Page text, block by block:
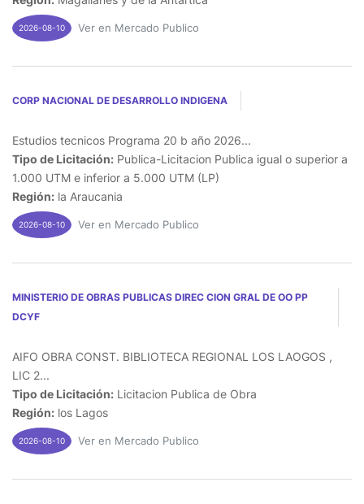
2026-08-10 Ver en Mercado Publico
CORP NACIONAL DE DESARROLLO INDIGENA
Estudios tecnicos Programa 20 b año 2026...
Tipo de Licitación: Publica-Licitacion Publica igual o superior a
1.000 UTM e inferior a 5.000 UTM (LP)
Región: la Araucania
2026-08-10 Ver en Mercado Publico
MINISTERIO DE OBRAS PUBLICAS DIREC CION GRAL DE OO PP
DCYF
AIFO OBRA CONST. BIBLIOTECA REGIONAL LOS LAOGOS ,
LIC 2...
Tipo de Licitación: Licitacion Publica de Obra
Región: los Lagos
2026-08-10 Ver en Mercado Publico